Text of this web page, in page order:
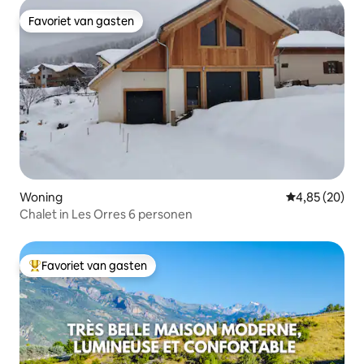
Favoriet van gasten
Favoriet van gasten
Woning Gemiddelde
4,85 (20)
Chalet in Les Orres 6 personen
Topfavoriet van gasten
Favoriet van gasten